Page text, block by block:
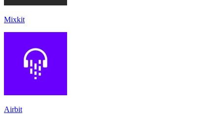
Mixkit
Airbit